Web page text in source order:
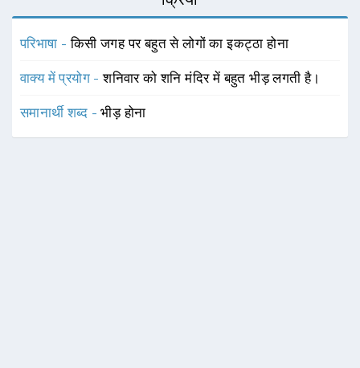
परिभाषा -किसी जगह पर बहुत से लोगों का इकट्ठा होना
वाक्य में प्रयोग -शनिवार को शनि मंदिर में बहुत भीड़ लगती है।
समानार्थी शब्द -भीड़ होना